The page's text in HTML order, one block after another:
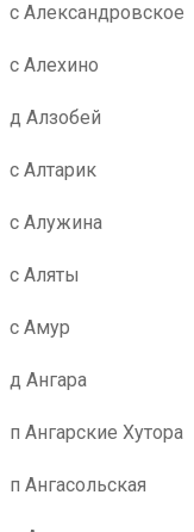
с Александровское
с Алехино
д Алзобей
с Алтарик
с Алужина
с Аляты
с Амур
д Ангара
п Ангарские Хутора
п Ангасольская